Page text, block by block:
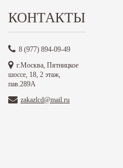
КОНТАКТЫ
8 (977) 894-09-49
г.Москва, Пятницкое
шоссе, 18, 2 этаж,
пав.289А
zakazlcd@mail.ru